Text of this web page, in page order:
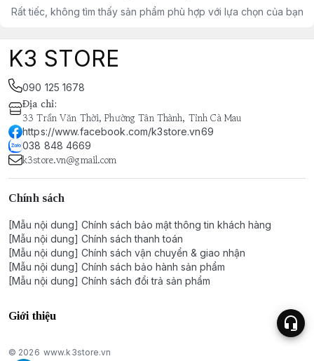
Rất tiếc, không tìm thấy sản phẩm phù hợp với lựa chọn của bạn
K3 STORE
090 125 1678
Địa chỉ:
33 Trần Văn Thời, Phường Tân Thành, Tỉnh Cà Mau
https://www.facebook.com/k3store.vn69
038 848 4669
k3store.vn@gmail.com
Chính sách
[Mẫu nội dung] Chính sách bảo mật thông tin khách hàng
[Mẫu nội dung] Chính sách thanh toán
[Mẫu nội dung] Chính sách vận chuyển & giao nhận
[Mẫu nội dung] Chính sách bảo hành sản phẩm
[Mẫu nội dung] Chính sách đổi trả sản phẩm
Giới thiệu
© 2026 www.k3store.vn